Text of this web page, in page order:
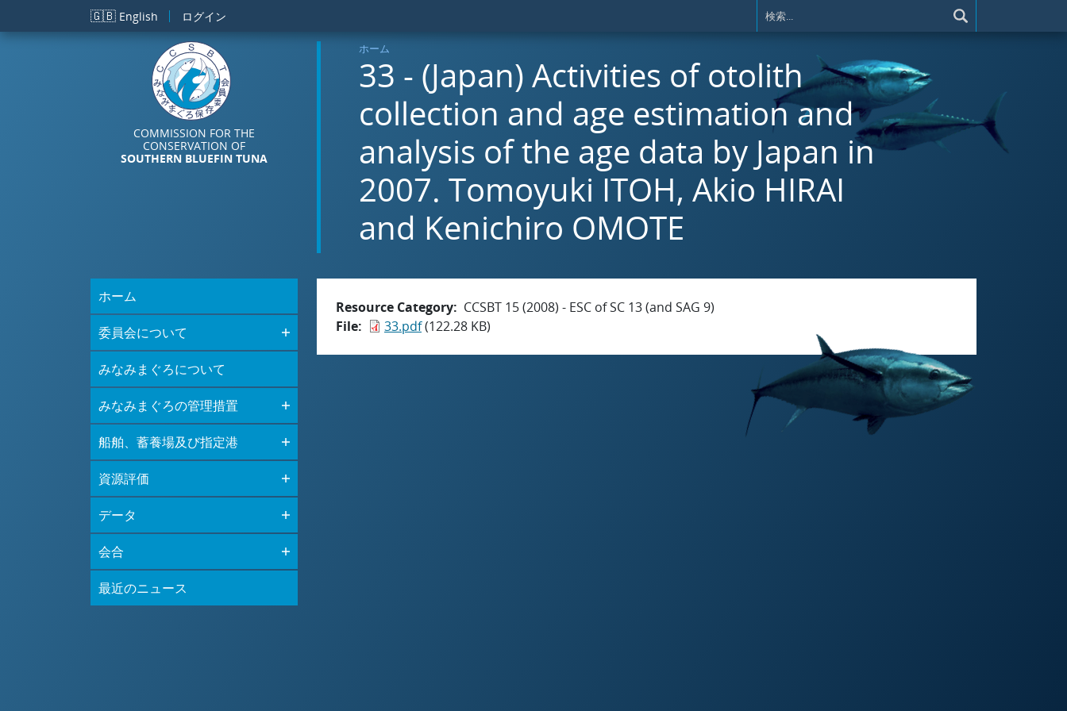
メインコンテンツに移動
🇬🇧 English ログイン
COMMISSION FOR THE
CONSERVATION OF
SOUTHERN BLUEFIN TUNA
ホーム
33 - (Japan) Activities of otolith
collection and age estimation and
analysis of the age data by Japan in
2007. Tomoyuki ITOH, Akio HIRAI
and Kenichiro OMOTE
ホーム
委員会について
みなみまぐろについて
みなみまぐろの管理措置
船舶、蓄養場及び指定港
資源評価
データ
会合
最近のニュース
Resource Category
CCSBT 15 (2008) - ESC of SC 13 (and SAG 9)
File
33.pdf(122.28 KB)